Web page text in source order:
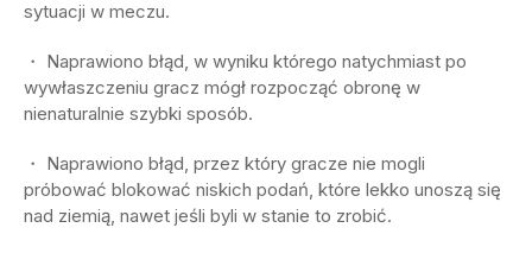
sytuacji w meczu.
・ Naprawiono błąd, w wyniku którego natychmiast po
wywłaszczeniu gracz mógł rozpocząć obronę w
nienaturalnie szybki sposób.
・ Naprawiono błąd, przez który gracze nie mogli
próbować blokować niskich podań, które lekko unoszą się
nad ziemią, nawet jeśli byli w stanie to zrobić.